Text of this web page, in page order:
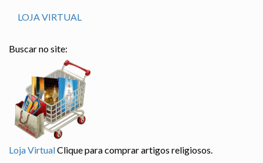
LOJA VIRTUAL
Buscar no site:
Loja VirtualClique para comprar artigos religiosos.